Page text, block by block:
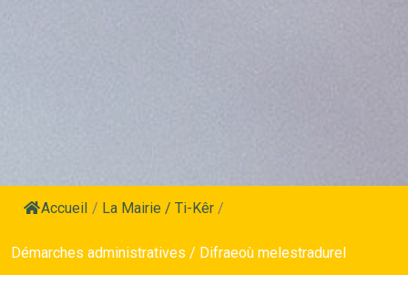
Accueil / La Mairie / Ti-Kêr /
Démarches administratives / Difraeoù melestradurel